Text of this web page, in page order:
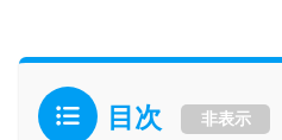
目次 非表示